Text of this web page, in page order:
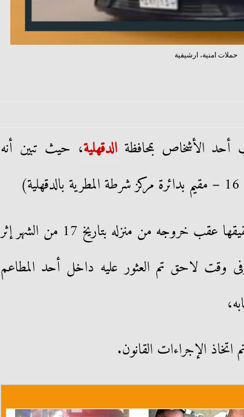
حملات امنية، ارشيفية
الأشخاص بمحافظة الدقهلية، حيث تبين أنه
وبسؤال عمته قررت بتغيب نجل شقيقها عقب خروجه من منزله بتاريخ 17 من الشهر إثر
وقت لاحق تم العثور عليه داخل أحد المطاعم
الإجراءات القانون.